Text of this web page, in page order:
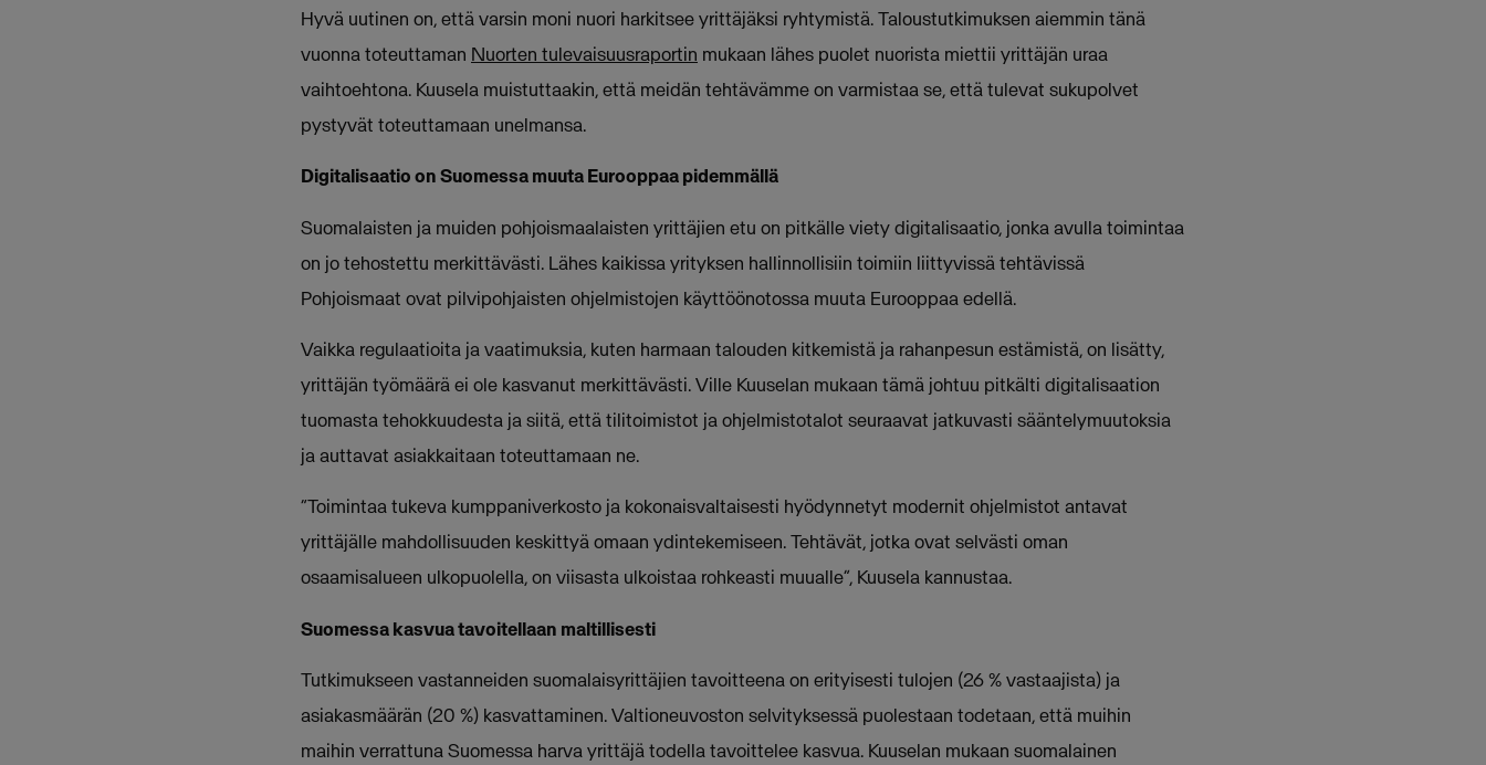
Hyvä uutinen on, että varsin moni nuori harkitsee yrittäjäksi ryhtymistä. Taloustutkimuksen aiemmin tänä
vuonna toteuttaman Nuorten tulevaisuusraportin mukaan lähes puolet nuorista miettii yrittäjän uraa
vaihtoehtona. Kuusela muistuttaakin, että meidän tehtävämme on varmistaa se, että tulevat sukupolvet
pystyvät toteuttamaan unelmansa.
Digitalisaatio on Suomessa muuta Eurooppaa pidemmällä
Suomalaisten ja muiden pohjoismaalaisten yrittäjien etu on pitkälle viety digitalisaatio, jonka avulla toimintaa
on jo tehostettu merkittävästi. Lähes kaikissa yrityksen hallinnollisiin toimiin liittyvissä tehtävissä
Pohjoismaat ovat pilvipohjaisten ohjelmistojen käyttöönotossa muuta Eurooppaa edellä.
Vaikka regulaatioita ja vaatimuksia, kuten harmaan talouden kitkemistä ja rahanpesun estämistä, on lisätty,
yrittäjän työmäärä ei ole kasvanut merkittävästi. Ville Kuuselan mukaan tämä johtuu pitkälti digitalisaation
tuomasta tehokkuudesta ja siitä, että tilitoimistot ja ohjelmistotalot seuraavat jatkuvasti sääntelymuutoksia
ja auttavat asiakkaitaan toteuttamaan ne.
“Toimintaa tukeva kumppaniverkosto ja kokonaisvaltaisesti hyödynnetyt modernit ohjelmistot antavat
yrittäjälle mahdollisuuden keskittyä omaan ydintekemiseen. Tehtävät, jotka ovat selvästi oman
osaamisalueen ulkopuolella, on viisasta ulkoistaa rohkeasti muualle”, Kuusela kannustaa.
Suomessa kasvua tavoitellaan maltillisesti
Tutkimukseen vastanneiden suomalaisyrittäjien tavoitteena on erityisesti tulojen (26 % vastaajista) ja
asiakasmäärän (20 %) kasvattaminen. Valtioneuvoston selvityksessä puolestaan todetaan, että muihin
maihin verrattuna Suomessa harva yrittäjä todella tavoittelee kasvua. Kuuselan mukaan suomalainen